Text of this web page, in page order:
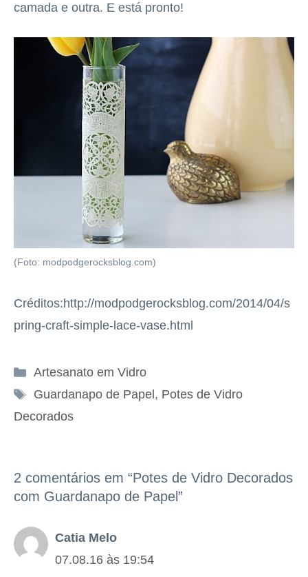
camada e outra. E está pronto!
(Foto: modpodgerocksblog.com)
Créditos:http://modpodgerocksblog.com/2014/04/s
pring-craft-simple-lace-vase.html
Categorias
Artesanato em Vidro
Tags
Guardanapo de Papel , Potes de Vidro
Decorados
2 comentários em “Potes de Vidro Decorados
com Guardanapo de Papel”
Catia Melo
07.08.16 às 19:54